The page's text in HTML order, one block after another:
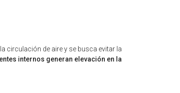
circulación de aire y se busca evitar la
internos generan elevación en la